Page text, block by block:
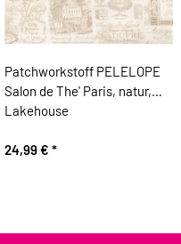
Patchworkstoff PELELOPE
Salon de The' Paris, natur,
Lakehouse
24,99 € *